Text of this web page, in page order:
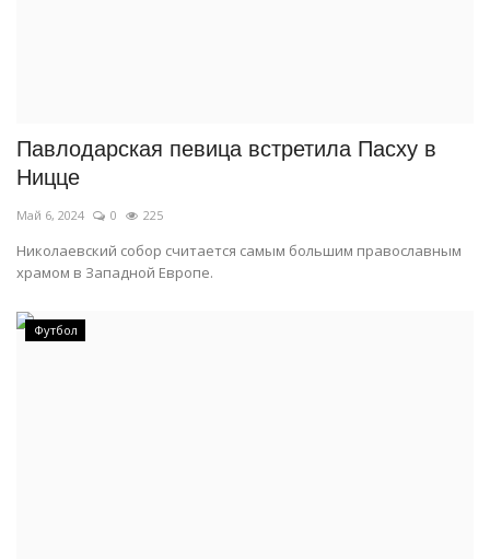
Павлодарская певица встретила Пасху в
Ницце
Май 6, 2024 0 225
Николаевский собор считается самым большим православным
храмом в Западной Европе.
Футбол